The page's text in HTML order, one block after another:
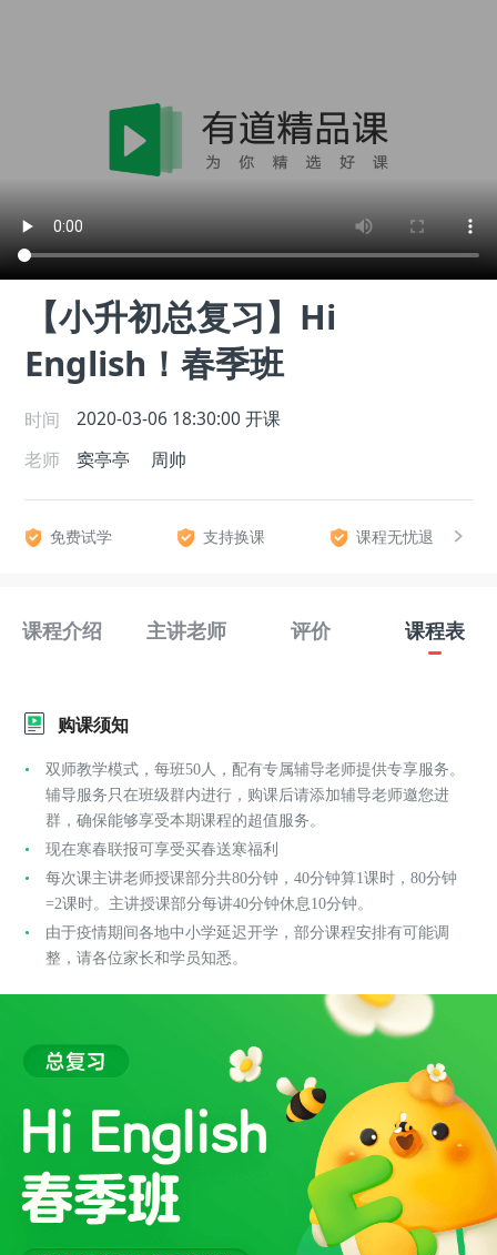
【小升初总复习】Hi
English！春季班
时间 2020-03-06 18:30:00 开课
老师
窦亭亭 周帅
免费试学 支持换课 课程无忧退
课程介绍 主讲老师 评价 课程表
购课须知
双师教学模式，每班50人，配有专属辅导老师提供专享服务。
辅导服务只在班级群内进行，购课后请添加辅导老师邀您进
群，确保能够享受本期课程的超值服务。
现在寒春联报可享受买春送寒福利
每次课主讲老师授课部分共80分钟，40分钟算1课时，80分钟
=2课时。主讲授课部分每讲40分钟休息10分钟。
由于疫情期间各地中小学延迟开学，部分课程安排有可能调
整，请各位家长和学员知悉。